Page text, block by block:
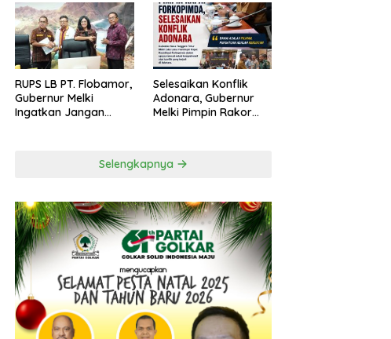
RUPS LB PT. Flobamor,
Gubernur Melki
Ingatkan Jangan
Selesaikan Konflik
Adonara, Gubernur
Melki Pimpin Rakor
Selengkapnya